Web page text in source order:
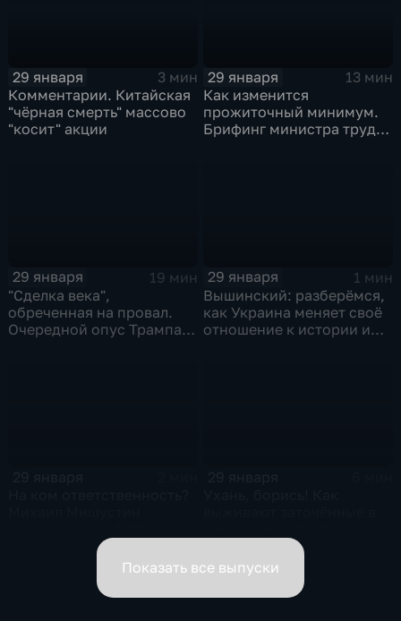
29 января
3 мин
Комментарии. Китайская
"чёрная смерть" массово
"косит" акции
29 января
13 мин
Как изменится
прожиточный минимум.
Брифинг министра труда
29 января
19 мин
"Сделка века",
обреченная на провал.
Очередной опус Трампа.
29 января
1 мин
Вышинский: разберёмся,
как Украина меняет своё
отношение к истории и
вице-премьеров
Показать все выпуски